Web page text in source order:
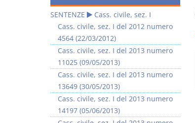
SENTENZE
Cass. civile, sez. I
Cass. civile, sez. I del 2012 numero
4564 (22/03/2012)
Cass. civile, sez. I del 2013 numero
11025 (09/05/2013)
Cass. civile, sez. I del 2013 numero
13649 (30/05/2013)
Cass. civile, sez. I del 2013 numero
14197 (05/06/2013)